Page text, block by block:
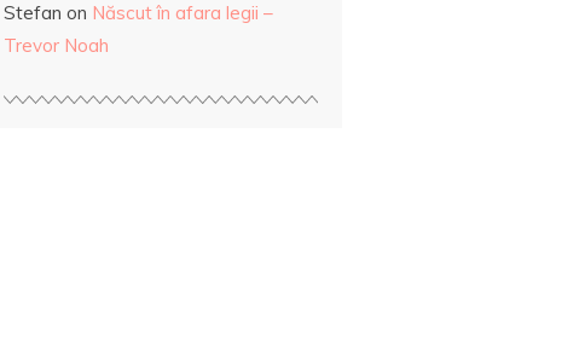
Stefan on Născut în afara legii –
Trevor Noah